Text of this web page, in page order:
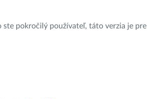
ste pokročilý používateľ, táto verzia je pre